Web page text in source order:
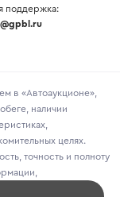
поддержка:
в «Автоаукционе»,
наличии
целях.
точность и полноту